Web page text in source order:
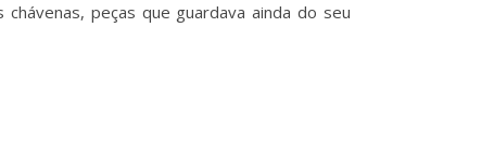
peças que guardava ainda do seu